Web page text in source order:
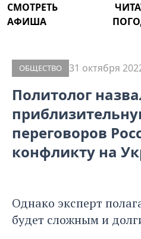
СМОТРЕТЬ
АФИША
ОБЩЕСТВО 31 октября
Политолог
переговоров
конфликту на
Однако эксперт
будет сложным и